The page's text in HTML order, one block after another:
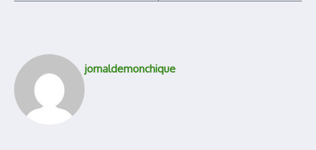
jornaldemonchique